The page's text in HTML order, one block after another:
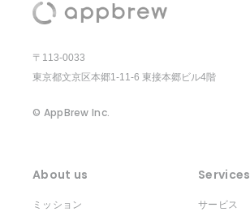
〒113-0033
東京都文京区本郷1-11-6 東接本郷ビル4階
© AppBrew Inc.
About us
ミッション
Services
サービス